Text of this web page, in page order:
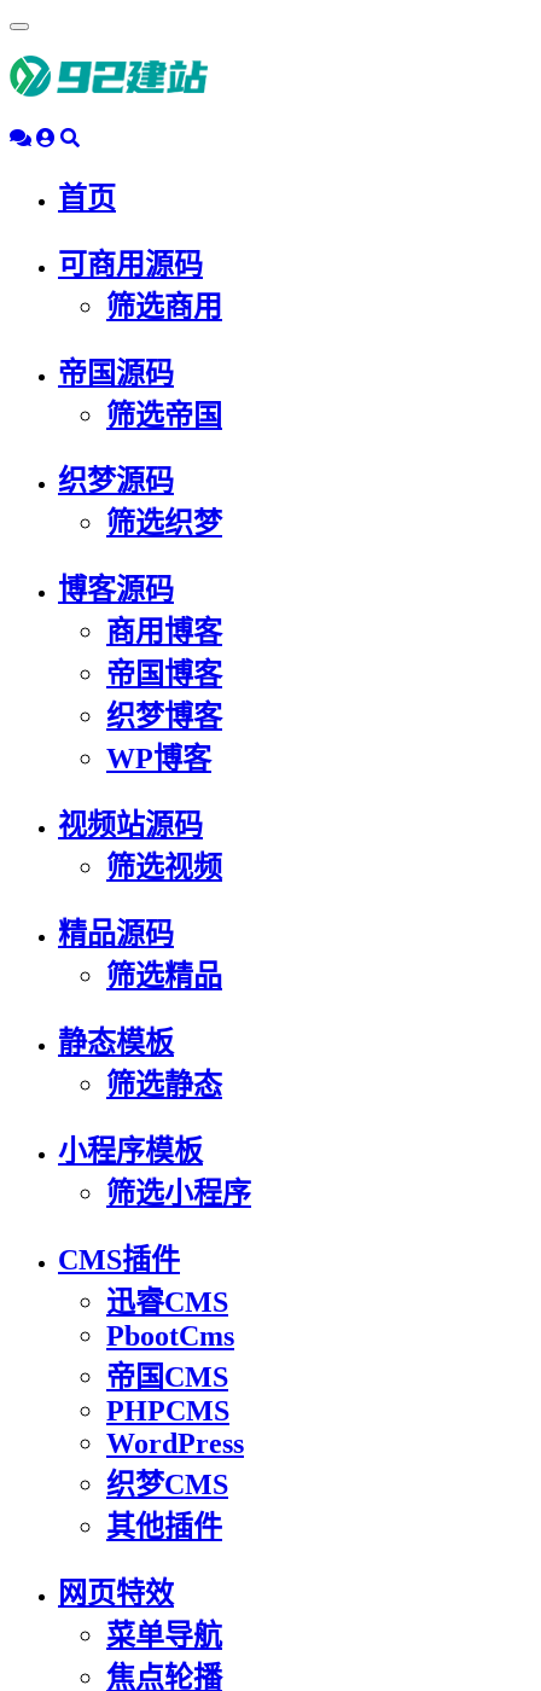
动
导
首页
可商用源码
筛选商用
帝国源码
筛选帝国
织梦源码
筛选织梦
博客源码
商用博客
帝国博客
织梦博客
WP博客
视频站源码
筛选视频
精品源码
筛选精品
静态模板
筛选静态
小程序模板
筛选小程序
CMS插件
迅睿CMS
PbootCms
帝国CMS
PHPCMS
WordPress
织梦CMS
其他插件
网页特效
菜单导航
焦点轮播